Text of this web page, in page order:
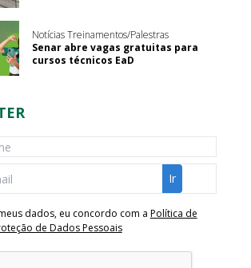
Notícias Treinamentos/Palestras
Senar abre vagas gratuitas para
cursos técnicos EaD
dados, eu concordo com a Política de
de Dados Pessoais